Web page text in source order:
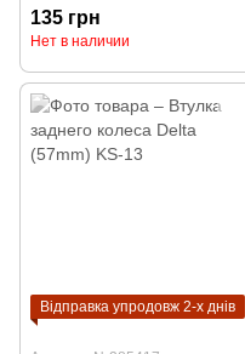
135 грн
Нет в наличии
Відправка упродовж 2-х днів